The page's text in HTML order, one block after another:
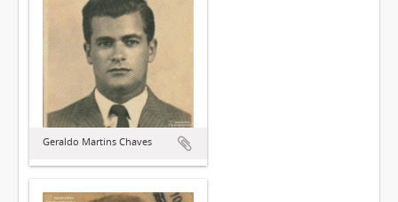
Geraldo Martins Chaves